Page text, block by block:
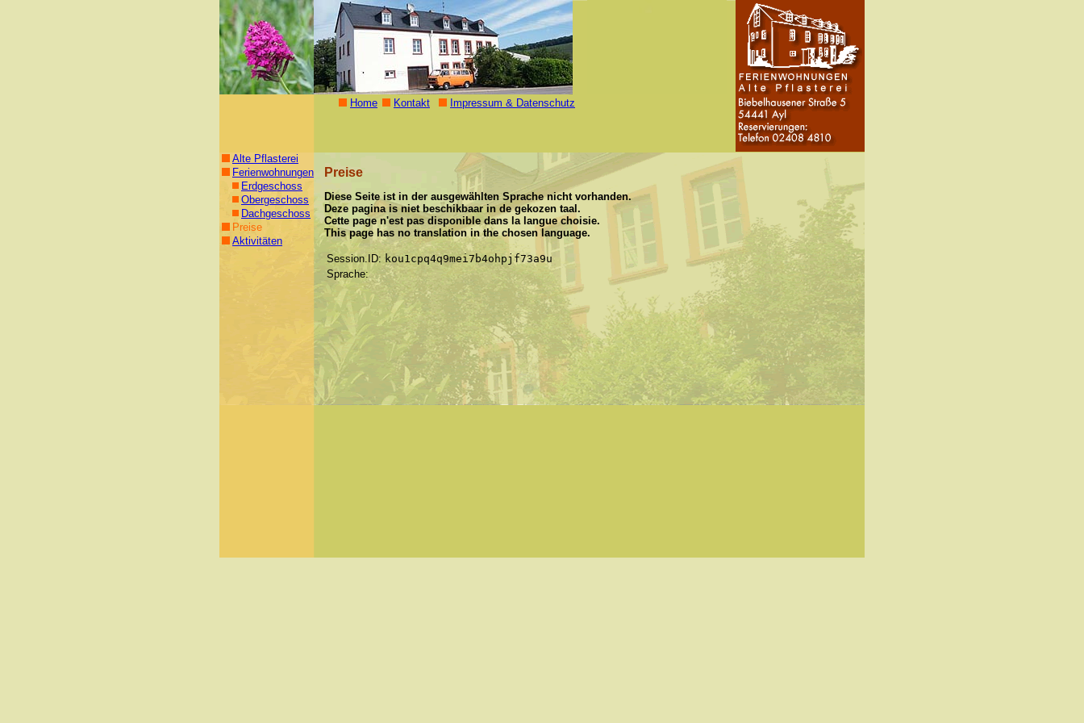
Home Kontakt Impressum & Datenschutz
Alte Pflasterei
Ferienwohnungen
Erdgeschoss
Obergeschoss
Dachgeschoss
Preise
Aktivitäten
Preise
Diese Seite ist in der ausgewählten Sprache nicht vorhanden.
Deze pagina is niet beschikbaar in de gekozen taal.
Cette page n'est pas disponible dans la langue choisie.
This page has no translation in the chosen language.
Session.ID: kou1cpq4q9mei7b4ohpjf73a9u
Sprache: